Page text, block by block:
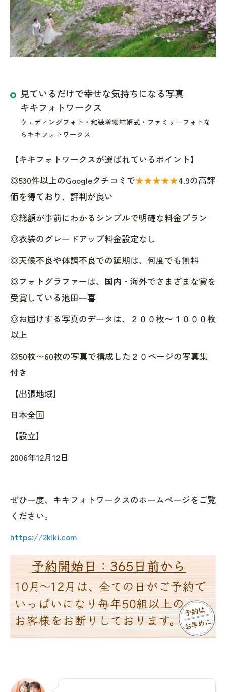
見ているだけで幸せな気持ちになる写真
キキフォトワークス
ウェディングフォト・和装着物結婚式・ファミリーフォトな
らキキフォトワークス
【キキフォトワークスが選ばれているポイント】
◎530件以上のGoogleクチコミで★★★★★4.9の高評
価を得ており、評判が良い
◎総額が事前にわかるシンプルで明確な料金プラン
◎衣装のグレードアップ料金設定なし
◎天候不良や体調不良での延期は、何度でも無料
◎フォトグラファーは、国内・海外でさまざまな賞を
受賞している池田一喜
◎お届けする写真のデータは、２００枚〜１０００枚
以上
◎50枚〜60枚の写真で構成した２０ページの写真集
付き
【出張地域】
日本全国
【設立】
2006年12月12日
ぜひ一度、キキフォトワークスのホームページをご覧
ください。
https://2kiki.com